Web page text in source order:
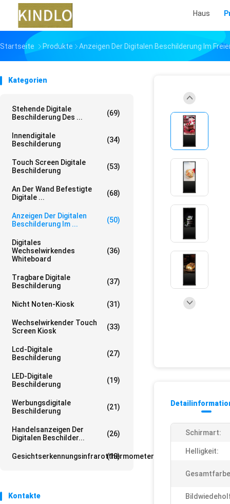
Haus
Startseite Produkte Anzeigen Der Digitalen Beschilderung Im
Kategorien
Stehende Digitale
Beschilderung Des ...
(69)
Innendigitale
Beschilderung
(34)
Touch Screen Digitale
Beschilderung
(53)
An Der Wand Befestigte
Digitale ...
(68)
Anzeigen Der Digitalen
Beschilderung Im ...
(50)
Digitales
Wechselwirkendes
Whiteboard
(36)
Tragbare Digitale
Beschilderung
(37)
Nicht Noten-Kiosk (31)
Wechselwirkender Touch
Screen Kiosk
(33)
Lcd-Digitale
Beschilderung
(27)
LED-Digitale
Beschilderung
(19)
Werbungsdigitale
Beschilderung
(21)
Handelsanzeigen Der
Digitalen Beschilder...
(26)
Gesichtserkennungsinfrarotthermometer
(18)
Kontakte
Schirmart:
Helligkeit: